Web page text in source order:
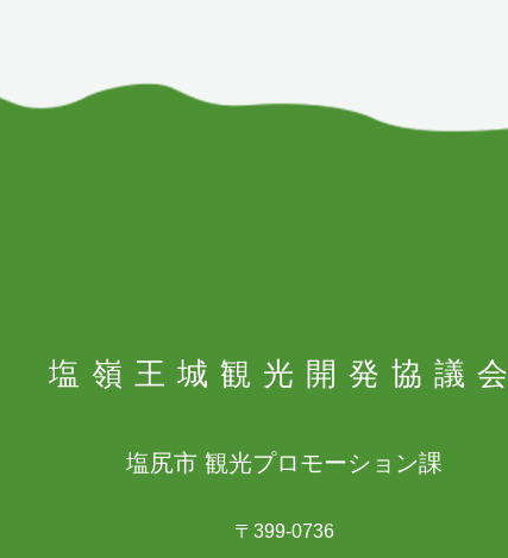
塩嶺王城 観光開発協議会
塩尻市 観光プロモーション課
〒399-0736